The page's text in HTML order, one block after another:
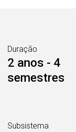
Duração
2 anos - 4
semestres
Subsistema